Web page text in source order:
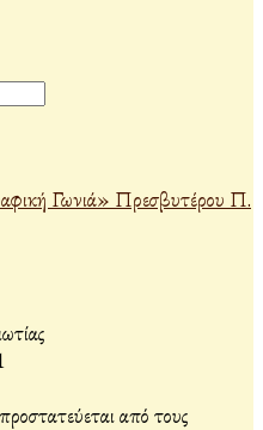
Γωνιά» Πρεσβυτέρου Π.
από τους